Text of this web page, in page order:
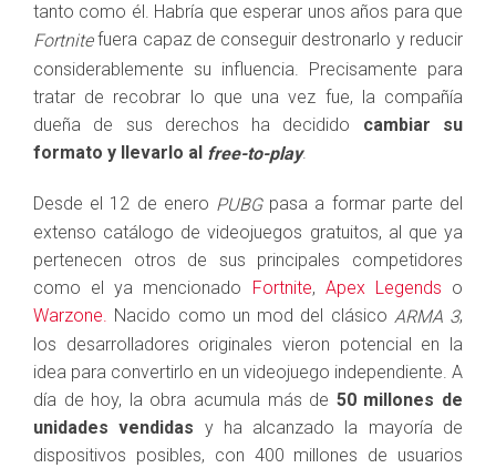
tanto como él. Habría que esperar unos años para que
Fortnitefuera capaz de conseguir destronarlo y reducir
considerablemente su influencia. Precisamente para
tratar de recobrar lo que una vez fue, la compañía
dueña de sus derechos ha decidido cambiar su
formato y llevarlo al free-to-play.
Desde el 12 de enero PUBGpasa a formar parte del
extenso catálogo de videojuegos gratuitos, al que ya
pertenecen otros de sus principales competidores
como el ya mencionado Fortnite, Apex Legends o
Warzone. Nacido como un mod del clásico ARMA 3,
los desarrolladores originales vieron potencial en la
idea para convertirlo en un videojuego independiente. A
día de hoy, la obra acumula más de 50 millones de
unidades vendidas y ha alcanzado la mayoría de
dispositivos posibles, con 400 millones de usuarios